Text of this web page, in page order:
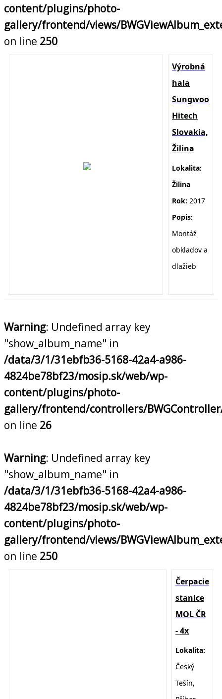
content/plugins/photo-
gallery/frontend/views/
on line 250
Výrobná
hala
Sungwoo
Hitech
Slovakia,
Žilina
Lokalita:
Žilina
Rok: 2017
Popis:
Montáž
obkladov a
dlažieb
Warning: Undefined array key
"show_album_name" in
/data/3/1/31ebfb36-5168-42a4-a986-
4824be78bf23/mosip.sk/web/wp-
content/plugins/photo-
gallery/frontend/controllers/
on line 26
Warning: Undefined array key
"show_album_name" in
/data/3/1/31ebfb36-5168-42a4-a986-
4824be78bf23/mosip.sk/web/wp-
content/plugins/photo-
gallery/frontend/views/
on line 250
Čerpacie
stanice
MOL ČR
- 4x
Lokalita:
Český
Tešín,